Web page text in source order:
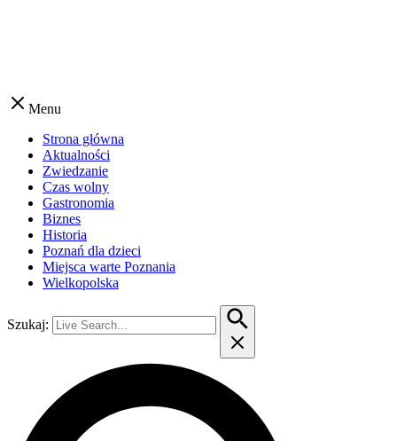
Menu
Strona główna
Aktualności
Zwiedzanie
Czas wolny
Gastronomia
Biznes
Historia
Poznań dla dzieci
Miejsca warte Poznania
Wielkopolska
Szukaj: